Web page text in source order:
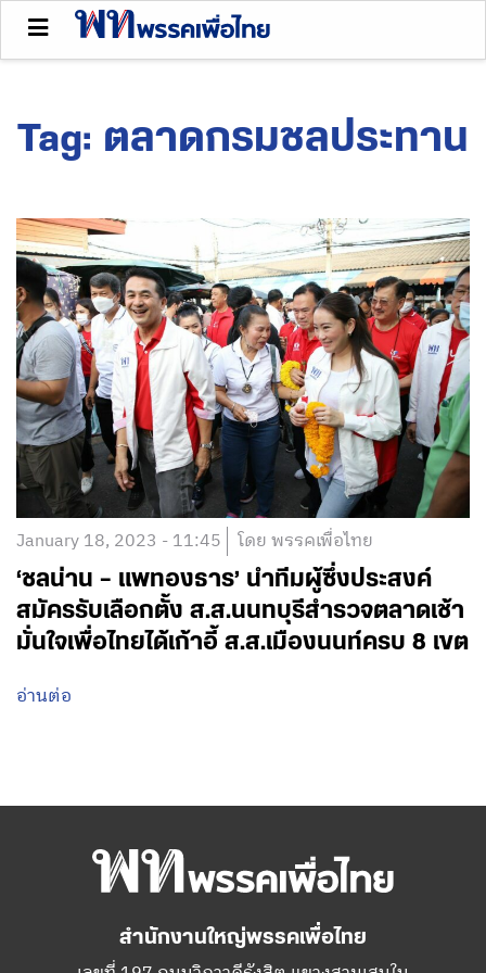
Tag: ตลาดกรมชลประทาน
January 18, 2023 - 11:45 โดย พรรคเพื่อไทย
‘ชลน่าน – แพทองธาร’ นำทีมผู้ซึ่งประสงค์
สมัครรับเลือกตั้ง ส.ส.นนทบุรีสำรวจตลาดเช้า
มั่นใจเพื่อไทยได้เก้าอี้ ส.ส.เมืองนนท์ครบ 8 เขต
อ่านต่อ
สำนักงานใหญ่พรรคเพื่อไทย